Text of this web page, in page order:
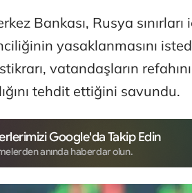
Bankası, Rusya
yasaklanmasını
vatandaşların
tehdit ettiğini savundu.
Google'da Takip Edin
anında haberdar olun.